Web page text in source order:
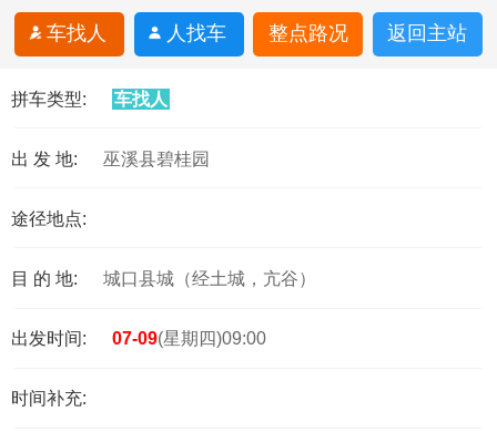
车找人 人找车 整点路况 返回主站
拼车类型: 车找人
出 发 地: 巫溪县碧桂园
途径地点:
目 的 地: 城口县城（经土城，亢谷）
出发时间: 07-09(星期四)09:00
时间补充: